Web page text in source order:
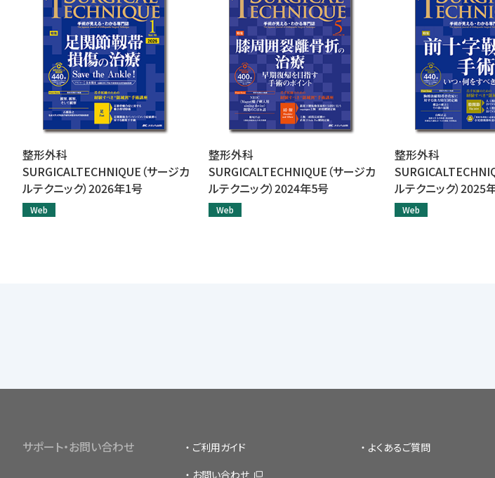
整形外科
SURGICALTECHNIQUE（サージカ
ルテクニック）2026年1号
Web
整形外科
SURGICALTECHNIQUE（サージカ
ルテクニック）2024年5号
Web
整形外科
ルテクニック）2025
Web
サポート・お問い合わせ ご利用ガイド よくあるご質問
お問い合わせ